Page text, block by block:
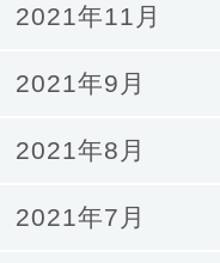
2021年11月
2021年9月
2021年8月
2021年7月